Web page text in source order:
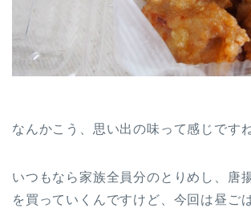
なんかこう、思い出の味って感じですね
いつもなら家族全員分のとりめし、唐
を買っていくんですけど、今回は昼ご